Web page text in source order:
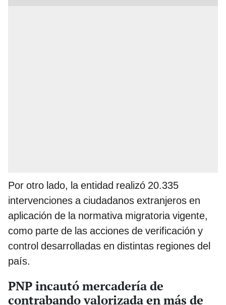
Por otro lado, la entidad realizó 20.335
intervenciones a ciudadanos extranjeros en
aplicación de la normativa migratoria vigente,
como parte de las acciones de verificación y
control desarrolladas en distintas regiones del
país.
PNP incautó mercadería de
contrabando valorizada en más de